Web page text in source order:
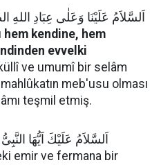
hem kendine, hem
evvelki
ve umumî bir selâm
meb'usu olması
teşmil etmiş.
emir ve fermana bir